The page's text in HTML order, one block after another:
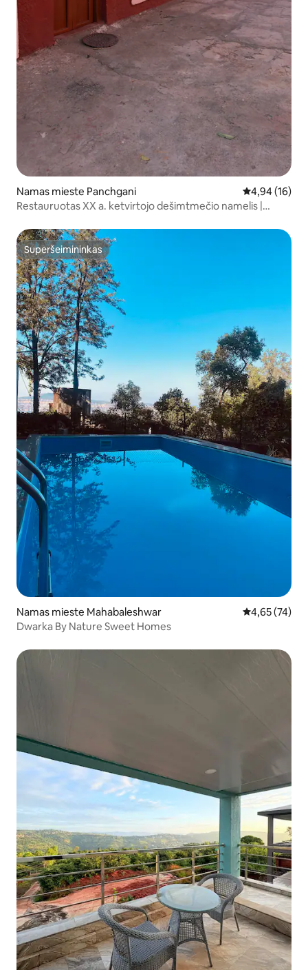
Namas mieste Panchgani Vidutinis
4,94 (16)
Restauruotas XX a. ketvirtojo dešimtmečio namelis |
Superšeimininkas
Superšeimininkas
Namas mieste Mahabaleshwar Vidutinis
4,65 (74)
Dwarka By Nature Sweet Homes